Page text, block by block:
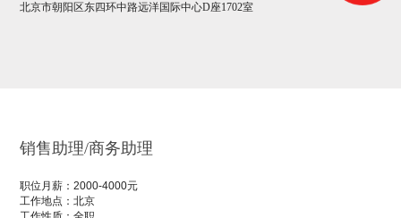
北京市朝阳区东四环中路远洋国际中心D座1702室
销售助理/商务助理
职位月薪：2000-4000元
工作地点：北京